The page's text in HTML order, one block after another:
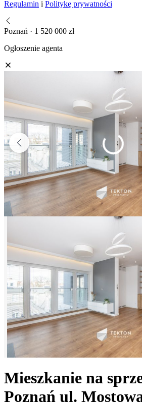
Regulamin i Politykę prywatności
Poznań · 1 520 000 zł
Ogłoszenie agenta
Mieszkanie na
Poznań ul.